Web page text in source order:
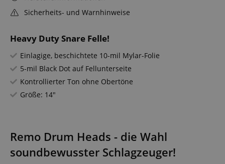
Heavy Duty Snare Felle!
Einlagige, beschichtete 10-mil Mylar-Folie
5-mil Black Dot auf Fellunterseite
Kontrollierter Ton ohne Obertöne
Größe: 14"
Sicherheits- und Warnhinweise
Remo Drum Heads - die Wahl
soundbewusster Schlagzeuger!